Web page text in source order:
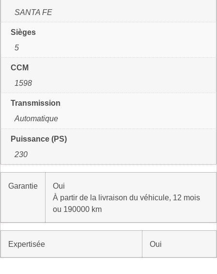
SANTA FE
Sièges
5
CCM
1598
Transmission
Automatique
Puissance (PS)
230
Garantie
Oui
À partir de la livraison du véhicule, 12 mois
ou 190000 km
Expertisée Oui